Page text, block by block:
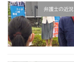
弁護士の近況